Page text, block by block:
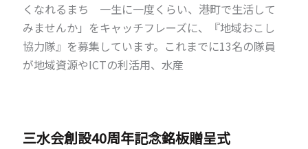
くなれるまち 一生に一度くらい、港町で生活して
みませんか」をキャッチフレーズに、『地域おこし
協力隊』を募集しています。これまでに13名の隊員
が地域資源やICTの利活用、水産
三水会創設40周年記念銘板贈呈式